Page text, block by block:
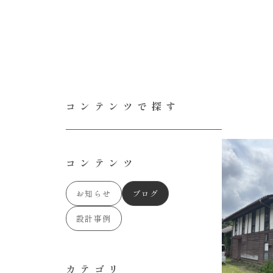
コンテンツで探す
コンテンツ
お知らせ ブログ
設計事例
カテゴリ